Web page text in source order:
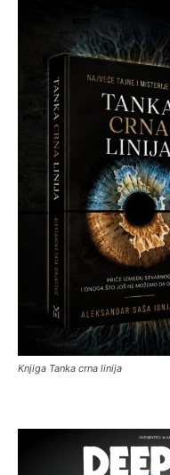
Knjiga Tanka crna linija